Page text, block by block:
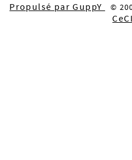
Propulsé par GuppY ©